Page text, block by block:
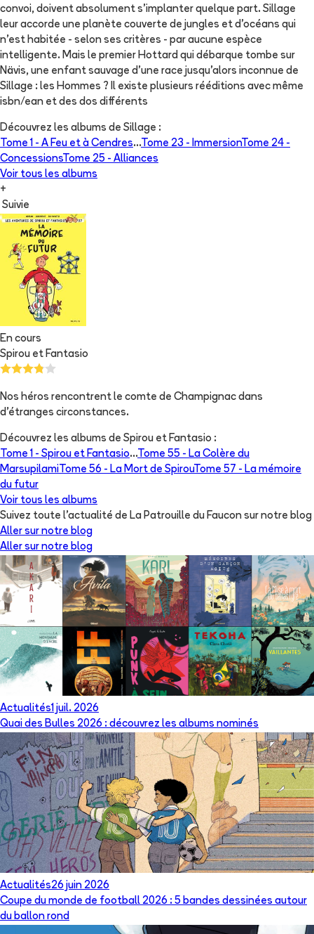
convoi, doivent absolument s'implanter quelque part. Sillage
leur accorde une planète couverte de jungles et d'océans qui
n'est habitée - selon ses critères - par aucune espèce
intelligente. Mais le premier Hottard qui débarque tombe sur
Nävis, une enfant sauvage d'une race jusqu'alors inconnue de
Sillage : les Hommes ? Il existe plusieurs rééditions avec même
isbn/ean et des dos différents
Découvrez les albums de Sillage :
Tome 1 - A Feu et à Cendres...Tome 23 - ImmersionTome 24 -
ConcessionsTome 25 - Alliances
Voir tous les albums
+
Suivie
En cours
Spirou et Fantasio
Nos héros rencontrent le comte de Champignac dans
d'étranges circonstances.
Découvrez les albums de Spirou et Fantasio :
Tome 1 - Spirou et Fantasio...Tome 55 - La Colère du
Marsupilami Tome 56 - La Mort de SpirouTome 57 - La mémoire
du futur
Voir tous les albums
Suivez toute l'actualité de La Patrouille du Faucon sur notre blog
Aller sur notre blog
Aller sur notre blog
Actualités1 juil. 2026
Quai des Bulles 2026 : découvrez les albums nominés
Actualités26 juin 2026
Coupe du monde de football 2026 : 5 bandes dessinées autour
du ballon rond